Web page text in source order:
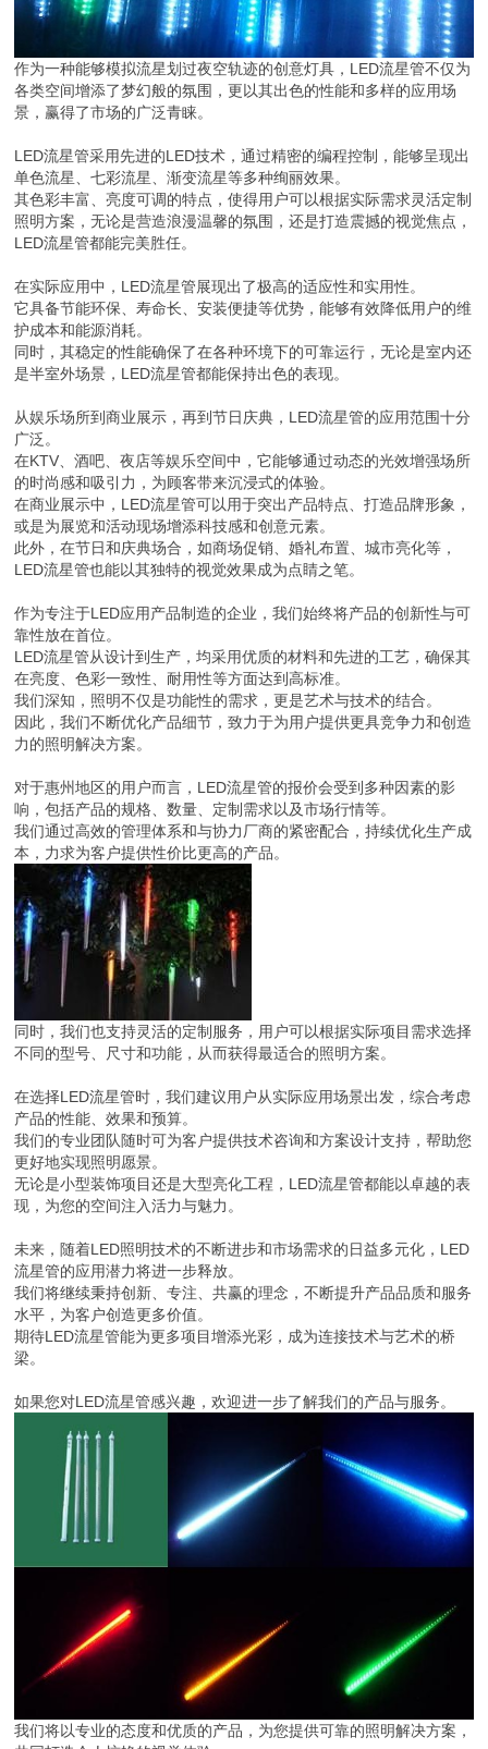
作为一种能够模拟流星划过夜空轨迹的创意灯具，LED流星管不仅为
各类空间增添了梦幻般的氛围，更以其出色的性能和多样的应用场
景，赢得了市场的广泛青睐。
LED流星管采用先进的LED技术，通过精密的编程控制，能够呈现出
单色流星、七彩流星、渐变流星等多种绚丽效果。
其色彩丰富、亮度可调的特点，使得用户可以根据实际需求灵活定制
照明方案，无论是营造浪漫温馨的氛围，还是打造震撼的视觉焦点，
LED流星管都能完美胜任。
在实际应用中，LED流星管展现出了极高的适应性和实用性。
它具备节能环保、寿命长、安装便捷等优势，能够有效降低用户的维
护成本和能源消耗。
同时，其稳定的性能确保了在各种环境下的可靠运行，无论是室内还
是半室外场景，LED流星管都能保持出色的表现。
从娱乐场所到商业展示，再到节日庆典，LED流星管的应用范围十分
广泛。
在KTV、酒吧、夜店等娱乐空间中，它能够通过动态的光效增强场所
的时尚感和吸引力，为顾客带来沉浸式的体验。
在商业展示中，LED流星管可以用于突出产品特点、打造品牌形象，
或是为展览和活动现场增添科技感和创意元素。
此外，在节日和庆典场合，如商场促销、婚礼布置、城市亮化等，
LED流星管也能以其独特的视觉效果成为点睛之笔。
作为专注于LED应用产品制造的企业，我们始终将产品的创新性与可
靠性放在首位。
LED流星管从设计到生产，均采用优质的材料和先进的工艺，确保其
在亮度、色彩一致性、耐用性等方面达到高标准。
我们深知，照明不仅是功能性的需求，更是艺术与技术的结合。
因此，我们不断优化产品细节，致力于为用户提供更具竞争力和创造
力的照明解决方案。
对于惠州地区的用户而言，LED流星管的报价会受到多种因素的影
响，包括产品的规格、数量、定制需求以及市场行情等。
我们通过高效的管理体系和与协力厂商的紧密配合，持续优化生产成
本，力求为客户提供性价比更高的产品。
同时，我们也支持灵活的定制服务，用户可以根据实际项目需求选择
不同的型号、尺寸和功能，从而获得最适合的照明方案。
在选择LED流星管时，我们建议用户从实际应用场景出发，综合考虑
产品的性能、效果和预算。
我们的专业团队随时可为客户提供技术咨询和方案设计支持，帮助您
更好地实现照明愿景。
无论是小型装饰项目还是大型亮化工程，LED流星管都能以卓越的表
现，为您的空间注入活力与魅力。
未来，随着LED照明技术的不断进步和市场需求的日益多元化，LED
流星管的应用潜力将进一步释放。
我们将继续秉持创新、专注、共赢的理念，不断提升产品品质和服务
水平，为客户创造更多价值。
期待LED流星管能为更多项目增添光彩，成为连接技术与艺术的桥
梁。
如果您对LED流星管感兴趣，欢迎进一步了解我们的产品与服务。
我们将以专业的态度和优质的产品，为您提供可靠的照明解决方案，